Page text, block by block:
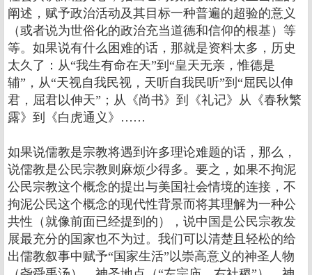
阐述，赋予政治活动及其目标一种普遍的超验的意义
（或者说为世俗化的政治充当道德和信仰的根基）等
等。如果说有什么困难的话，那就是资料太多，历史
太久了：从“我生有命在天”到“皇天无亲，惟德是
辅”，从“天视自我民视，天听自我民听”到“屈民以伸
君，屈君以伸天”；从《尚书》到《礼记》从《春秋繁
露》到《白虎通义》……
如果说儒教是宗教将遇到许多理论难题的话，那么，
说儒教是公民宗教则麻烦少得多。要之，如果不拘泥
公民宗教这个概念的提出与美国社会情境的连接，不
拘泥公民这个概念的现代性背景而将其理解为一种公
共性（就像前面已经提到的），说中国是公民宗教发
展最充分的国家也不为过。我们可以清楚且轻松的给
出儒教叙事中赋予“国家生活”以崇高意义的神圣人物